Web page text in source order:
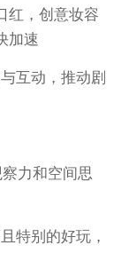
红，创意妆容
加速
互动，推动剧
力和空间思
特别的好玩，